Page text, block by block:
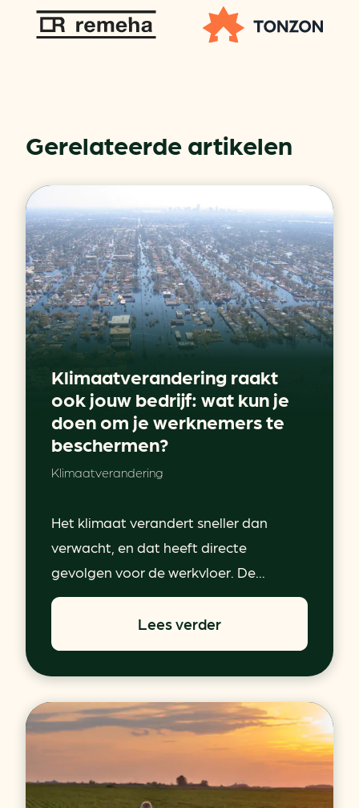
Gerelateerde artikelen
Klimaatverandering raakt
ook jouw bedrijf: wat kun je
doen om je werknemers te
beschermen?
Klimaatverandering
Het klimaat verandert sneller dan
verwacht, en dat heeft directe
gevolgen voor de werkvloer. De...
Lees verder